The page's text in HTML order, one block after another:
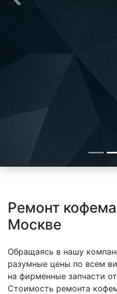
Предыдущая
Ремонт
Москве
Обращаясь в нашу
разумные цены по всем
на фирменные запчасти
Стоимость ремонта